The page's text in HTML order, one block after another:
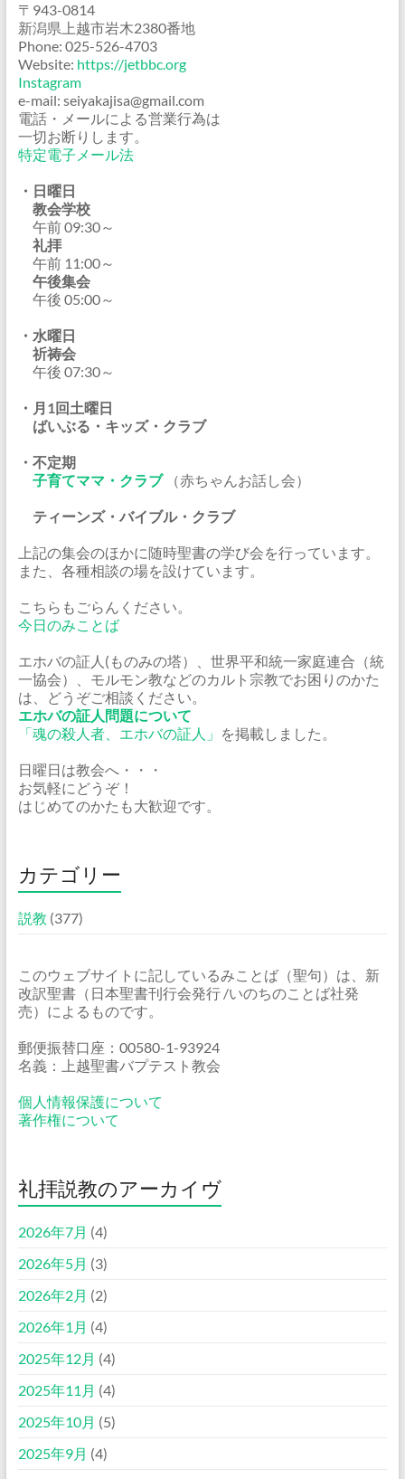
〒943-0814
新潟県上越市岩木2380番地
Phone: 025-526-4703
Website: https://jetbbc.org
Instagram
e-mail: seiyakajisa@gmail.com
電話・メールによる営業行為は
一切お断りします。
特定電子メール法
・日曜日
教会学校
午前 09:30～
礼拝
午前 11:00～
午後集会
午後 05:00～
・水曜日
祈祷会
午後 07:30～
・月1回土曜日
ばいぶる・キッズ・クラブ
・不定期
子育てママ・クラブ（赤ちゃんお話し会）
ティーンズ・バイブル・クラブ
上記の集会のほかに随時聖書の学び会を行っています。
また、各種相談の場を設けています。
こちらもごらんください。
今日のみことば
エホバの証人(ものみの塔）、世界平和統一家庭連合（統
一協会）、モルモン教などのカルト宗教でお困りのかた
は、どうぞご相談ください。
エホバの証人問題について
「魂の殺人者、エホバの証人」 を掲載しました。
日曜日は教会へ・・・
お気軽にどうぞ！
はじめてのかたも大歓迎です。
カテゴリー
説教 (377)
このウェブサイトに記しているみことば（聖句）は、新
改訳聖書（日本聖書刊行会発行 /いのちのことば社発
売）によるものです。
郵便振替口座：00580-1-93924
名義：上越聖書バプテスト教会
個人情報保護について
著作権について
礼拝説教のアーカイヴ
2026年7月 (4)
2026年5月 (3)
2026年2月 (2)
2026年1月 (4)
2025年12月 (4)
2025年11月 (4)
2025年10月 (5)
2025年9月 (4)